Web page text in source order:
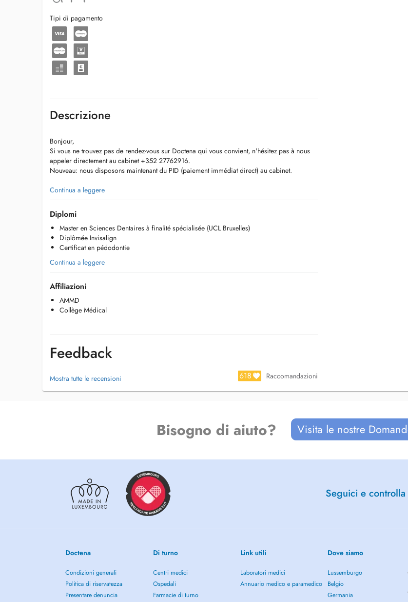
Tipi di pagamento
Descrizione
Bonjour,
Si vous ne trouvez pas de rendez-vous sur Doctena qui vous convient, n'hésitez pas à nous
appeler directement au cabinet +352 27762916.
Nouveau: nous disposons maintenant du PID (paiement immédiat direct) au cabinet.
Hello,
If you do not find an appointment on Doctena that suits you, do not hesitate to call us directly
at the +352 27762916.
New: we have now the PID (paiement immédiat direct) in our clinic
Consultations
Détartrages / Surfaçages
Soins conservateurs
Prothèse fixe (couronnes, inlays, onlays, bridges)
Prothèse amovible
Endodontie
Extractions
Invisalign (traitement orhodontique)
Blanchiments
Continua a leggere
Diplomi
Master en Sciences Dentaires à finalité spécialisée (UCL Bruxelles)
Diplômée Invisalign
Certificat en pédodontie
Continua a leggere
Affiliazioni
AMMD
Collège Médical
Feedback
Mostra tutte le recensioni 618 Raccomandazioni
Bisogno di aiuto? Visita le nostre
Seguici e
Doctena
Condizioni generali
Politica di riservatezza
Presentare denuncia
Di turno
Centri medici
Ospedali
Farmacie di turno
Link utili
Laboratori medici
Annuario medico e paramedico
Dove siamo
Lussemburgo
Belgio
Germania